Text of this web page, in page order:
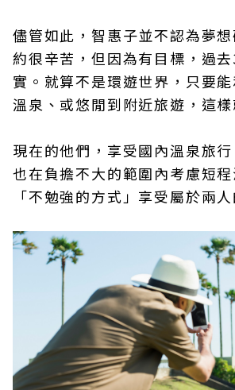
儘管如此，智惠子並不認為夢
約很辛苦，但因為有目標，過
實。就算不是環遊世界，只要
溫泉、或悠閒到附近旅遊，這樣
現在的他們，享受國內溫泉旅行
也在負擔不大的範圍內考慮短
「不勉強的方式」享受屬於兩